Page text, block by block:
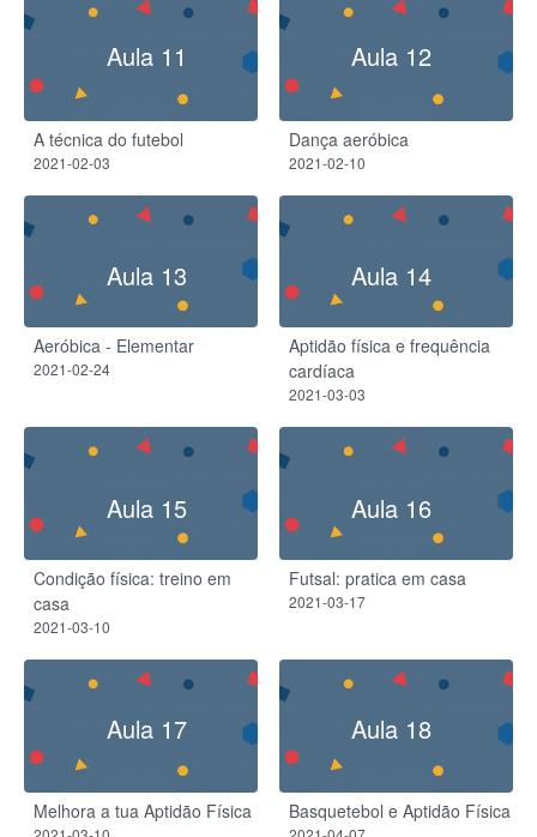
Aula 11
A técnica do futebol
2021-02-03
Aula 12
Dança aeróbica
2021-02-10
Aula 13
Aeróbica - Elementar
2021-02-24
Aula 14
Aptidão física e frequência
cardíaca
2021-03-03
Aula 15
Condição física: treino em
casa
2021-03-10
Aula 16
Futsal: pratica em casa
2021-03-17
Aula 17
Melhora a tua Aptidão Física
Aula 18
Basquetebol e Aptidão Física